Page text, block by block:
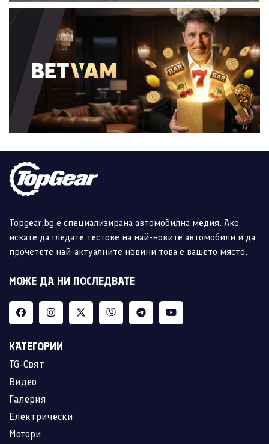
Topgear.bg е специализирана автомобилна медия. Ако
искате да гледате тестове на най-новите автомобили и да
прочетете най-актуалните новини това е вашето място.
МОЖЕ ДА НИ ПОСЛЕДВАТЕ
КАТЕГОРИИ
TG-Свят
Видео
Галерия
Електрически
Мотори